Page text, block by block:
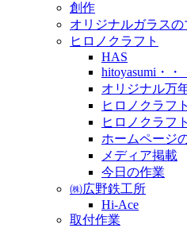
創作
オリジナルガラスの
ヒロノクラフト
HAS
hitoyasumi・・
オリジナル万
ヒロノクラフ
ヒロノクラフ
ホームページ
メディア掲載
今日の作業
㈱広野鉄工所
Hi-Ace
取付作業